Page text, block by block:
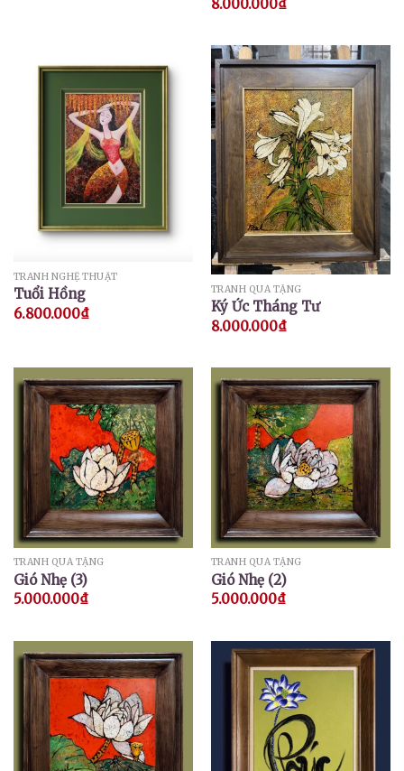
8.000.000₫
TRANH NGHỆ THUẬT
Tuổi Hồng
6.800.000₫
TRANH QUÀ TẶNG
Ký Ức Tháng Tư
8.000.000₫
TRANH QUÀ TẶNG
Gió Nhẹ (3)
5.000.000₫
TRANH QUÀ TẶNG
Gió Nhẹ (2)
5.000.000₫